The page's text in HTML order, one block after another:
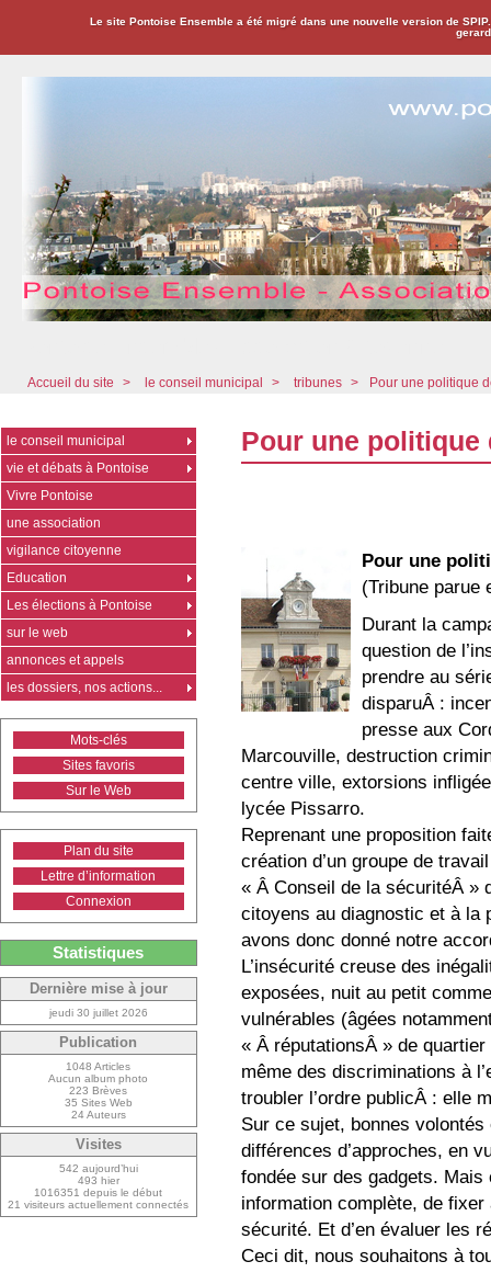
Le site Pontoise Ensemble a été migré dans une nouvelle version de
Accueil du site > le conseil municipal > tribunes > Pour une politique
Pour une
Pour une
(Tribune parue
Durant la
question de
prendre au
disparuÂ :
presse aux
Marcouville, destruction
centre ville, extorsions
lycée Pissarro.
Reprenant une proposition
création d’un groupe de
« Â Conseil de la sécuritéÂ »
citoyens au diagnostic et à la
avons donc donné notre
L’insécurité creuse des
exposées, nuit au petit
vulnérables (âgées
« Â réputationsÂ » de
même des discriminations à
troubler l’ordre publicÂ : elle
Sur ce sujet, bonnes
différences d’approches, en
fondée sur des gadgets. Mais
information complète, de
sécurité. Et d’en évaluer les
Ceci dit, nous souhaitons à
le conseil municipal
vie et débats à Pontoise
Vivre Pontoise
une association
vigilance citoyenne
Education
Les élections à Pontoise
sur le web
annonces et appels
les dossiers, nos actions...
Mots-clés
Sites favoris
Sur le Web
Plan du site
Lettre d’information
Connexion
Statistiques
Dernière mise à jour
jeudi 30 juillet 2026
Publication
1048 Articles
Aucun album photo
223 Brèves
35 Sites Web
24 Auteurs
Visites
542 aujourd’hui
493 hier
1016351 depuis le début
21 visiteurs actuellement connectés